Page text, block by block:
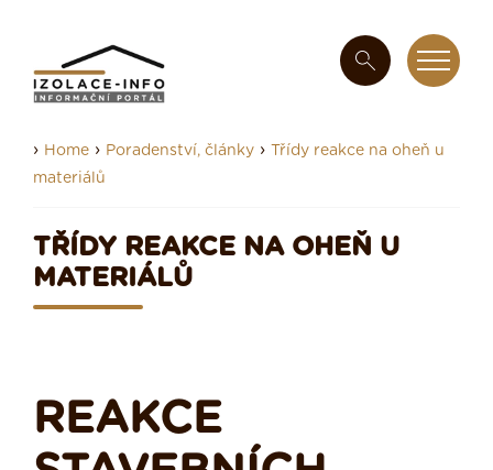
› Home › Poradenství, články ›
Třídy reakce na oheň u
materiálů
TŘÍDY REAKCE NA OHEŇ U
MATERIÁLŮ
REAKCE